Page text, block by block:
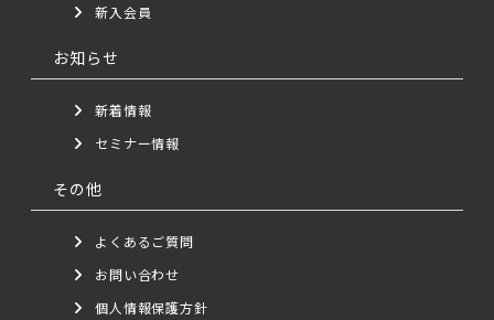
新入会員
お知らせ
新着情報
セミナー情報
その他
よくあるご質問
お問い合わせ
個人情報保護方針